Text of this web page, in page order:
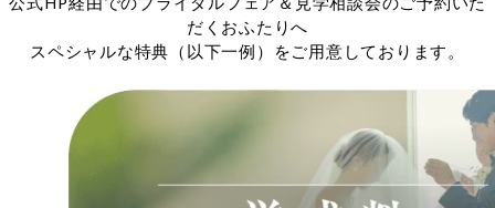
だくおふたりへ
スペシャルな特典（以下一例）をご用意しております。